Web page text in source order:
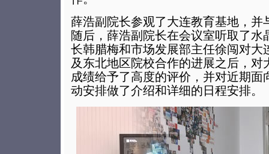
薛浩副院长参观了大连教育基地，并
随后，薛浩副院长在会议室听取了水
长韩腊梅和市场发展部主任徐闯对大
及东北地区院校合作的进展之后，对
成绩给予了高度的评价，并对近期面
动安排做了介绍和详细的日程安排。